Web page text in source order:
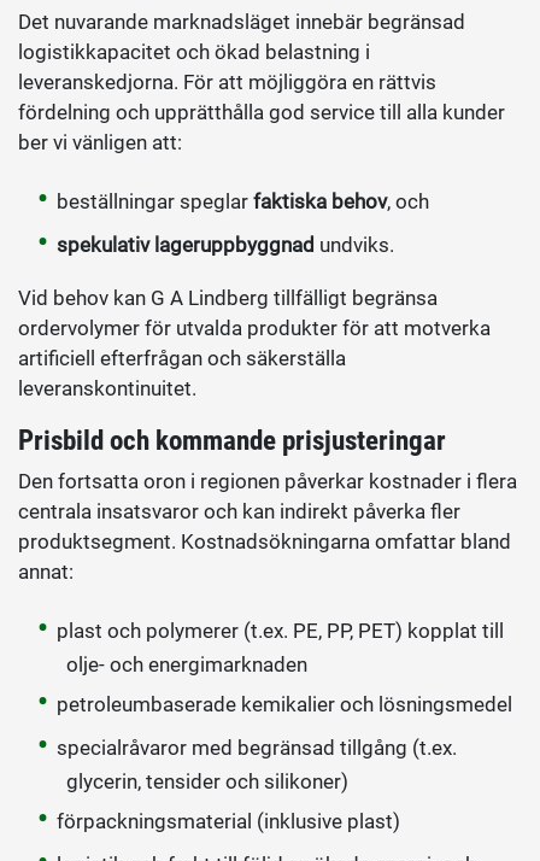
Det nuvarande marknadsläget innebär begränsad
logistikkapacitet och ökad belastning i
leveranskedjorna. För att möjliggöra en rättvis
fördelning och upprätthålla god service till alla kunder
ber vi vänligen att:
beställningar speglar faktiska behov, och
spekulativ lageruppbyggnad undviks.
Vid behov kan G A Lindberg tillfälligt begränsa
ordervolymer för utvalda produkter för att motverka
artificiell efterfrågan och säkerställa
leveranskontinuitet.
Prisbild och kommande prisjusteringar
Den fortsatta oron i regionen påverkar kostnader i flera
centrala insatsvaror och kan indirekt påverka fler
produktsegment. Kostnadsökningarna omfattar bland
annat:
plast och polymerer (t.ex. PE, PP, PET) kopplat till
olje- och energimarknaden
petroleumbaserade kemikalier och lösningsmedel
specialråvaror med begränsad tillgång (t.ex.
glycerin, tensider och silikoner)
förpackningsmaterial (inklusive plast)